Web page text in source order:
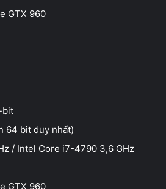
GTX 960
bit
64 bit duy nhất)
/ Intel Core i7-4790 3,6 GHz
GTX 960